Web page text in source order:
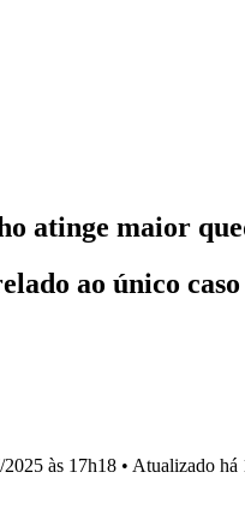
atinge maior
ao único
às 17h18 • Atualizado há